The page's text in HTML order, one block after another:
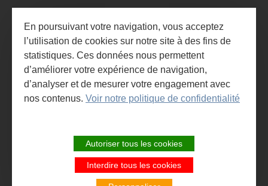
INSCRIVEZ-VOUS À LA NEWSLETTER
ET À L'AGENDA DES ANIMATIONS
SITE DE LA COMMUNAUTÉ DE
COMMUNES LARZAC ET VALLÉES
En poursuivant votre navigation, vous acceptez
l’utilisation de cookies sur notre site à des fins de
statistiques. Ces données nous permettent
d’améliorer votre expérience de navigation,
d’analyser et de mesurer votre engagement avec
nos contenus. Voir notre politique de confidentialité
Autoriser tous les cookies
Interdire tous les cookies